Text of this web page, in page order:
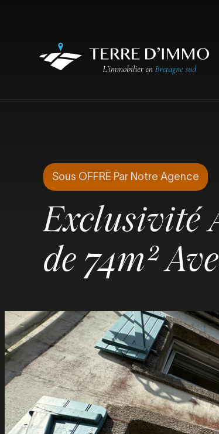
Sous OFFRE Par Notre Agence
Exclusivité
de 74m²